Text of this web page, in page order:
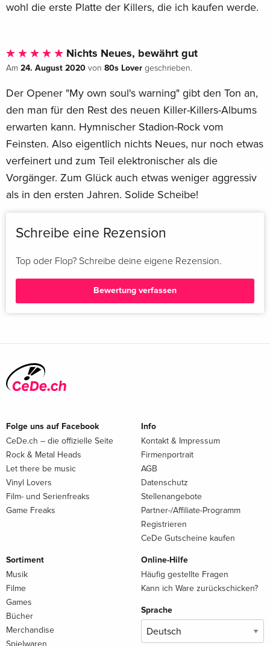
wohl die erste Platte der Killers, die ich kaufen werde.
Nichts Neues, bewährt gut
Am 24. August 2020 von 80s Lover geschrieben.
Der Opener "My own soul's warning" gibt den Ton an,
den man für den Rest des neuen Killer-Killers-Albums
erwarten kann. Hymnischer Stadion-Rock vom
Feinsten. Also eigentlich nichts Neues, nur noch etwas
verfeinert und zum Teil elektronischer als die
Vorgänger. Zum Glück auch etwas weniger aggressiv
als in den ersten Jahren. Solide Scheibe!
Schreibe eine Rezension
Top oder Flop? Schreibe deine eigene Rezension.
Bewertung verfassen
Folge uns auf Facebook
CeDe.ch – die offizielle Seite
Rock & Metal Heads
Let there be music
Vinyl Lovers
Film- und Serienfreaks
Game Freaks
Info
Kontakt & Impressum
Firmenportrait
AGB
Datenschutz
Stellenangebote
Partner-/Affiliate-Programm
Registrieren
CeDe Gutscheine kaufen
Sortiment
Musik
Filme
Games
Bücher
Merchandise
Online-Hilfe
Häufig gestellte Fragen
Kann ich Ware zurückschicken?
Sprache